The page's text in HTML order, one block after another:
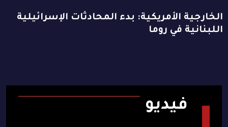
الخارجية الأمريكية: بدء المحادثات الإسرائيلية
اللبنانية في روما
فيديو